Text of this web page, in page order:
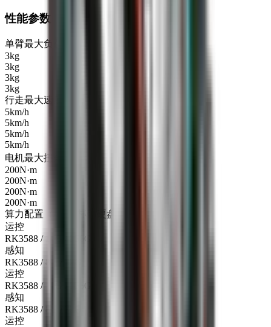
性能参数
单臂最大负载
3kg
3kg
3kg
3kg
行走最大速度
5km/h
5km/h
5km/h
5km/h
电机最大扭矩
200N·m
200N·m
200N·m
200N·m
算力配置（芯片/内存/硬盘）
运控
RK3588 / 16G / 256G
感知
RK3588 / 8G / 32G
运控
RK3588 / 16G / 256G
感知
RK3588 / 8G / 32G
运控